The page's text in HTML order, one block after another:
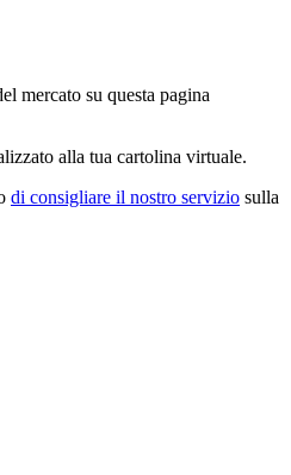
mercato su questa pagina
alla tua cartolina virtuale.
di consigliare il nostro servizio sulla